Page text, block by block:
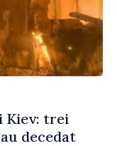
Kiev: trei
decedat